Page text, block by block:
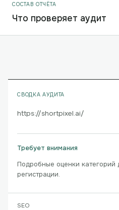
СОСТАВ ОТЧЁТА
Что проверяет аудит
СВОДКА АУДИТА
https://shortpixel.ai/
Требует внимания
Подробные оценки категорий
регистрации.
SEO